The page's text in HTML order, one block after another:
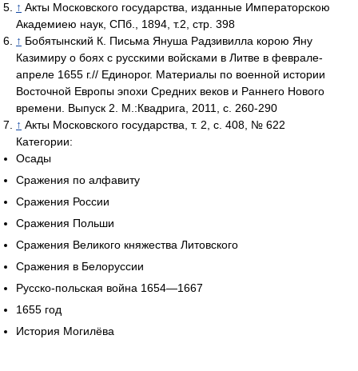
↑ Акты Московского государства, изданные Императорскою
Академиею наук, СПб., 1894, т.2, стр. 398
↑ Бобятынский К. Письма Януша Радзивилла корою Яну
Казимиру о боях с русскими войсками в Литве в феврале-
апреле 1655 г.// Единорог. Материалы по военной истории
Восточной Европы эпохи Средних веков и Раннего Нового
времени. Выпуск 2. М.:Квадрига, 2011, с. 260-290
↑ Акты Московского государства, т. 2, с. 408, № 622
Категории:
Осады
Сражения по алфавиту
Сражения России
Сражения Польши
Сражения Великого княжества Литовского
Сражения в Белоруссии
Русско-польская война 1654—1667
1655 год
История Могилёва